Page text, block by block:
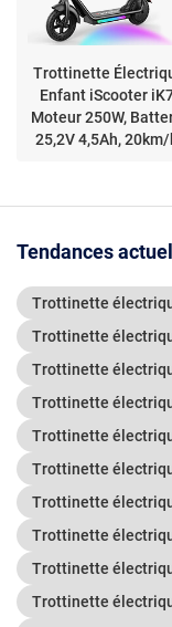
Trottinette
Enfant iScooter
Moteur 250W,
25,2V 4,5Ah, 20km/
Tendances
Trottinette
Trottinette
Trottinette
Trottinette
Trottinette
Trottinette
Trottinette
Trottinette
Trottinette
Trottinette